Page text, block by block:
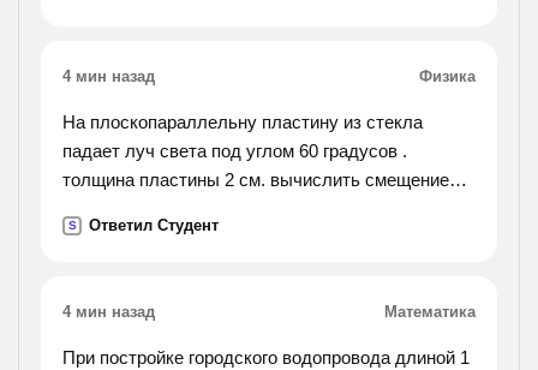
4 мин назад Физика
На плоскопараллельну пластину из стекла
падает луч света под углом 60 градусов .
толщина пластины 2 см. вычислить смещение
S Ответил Студент
4 мин назад Математика
При постройке городского водопровода длиной 1